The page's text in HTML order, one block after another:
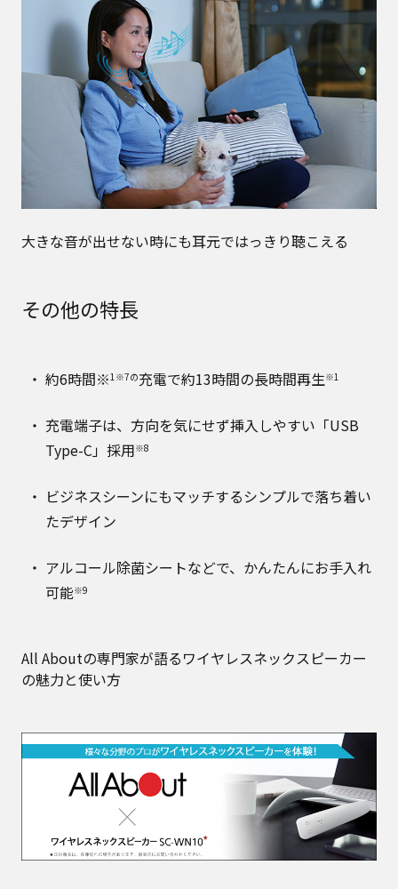
大きな音が出せない時にも耳元ではっきり聴こえる
その他の特長
約6時間※1※7の充電で約13時間の長時間再生※1
充電端子は、方向を気にせず挿入しやすい「USB
Type-C」採用※8
ビジネスシーンにもマッチするシンプルで落ち着い
たデザイン
アルコール除菌シートなどで、かんたんにお手入れ
可能※9
All Aboutの専門家が語るワイヤレスネックスピーカー
の魅力と使い方